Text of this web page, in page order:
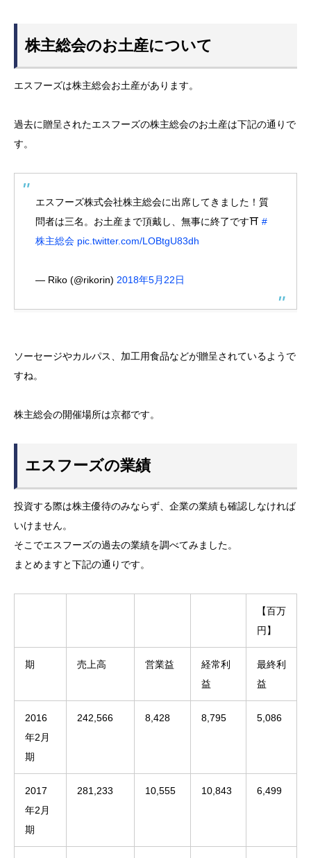
株主総会のお土産について
エスフーズは株主総会お土産があります。
過去に贈呈されたエスフーズの株主総会のお土産は下記の通りで
す。
エスフーズ株式会社株主総会に出席してきました！質
問者は三名。お土産まで頂戴し、無事に終了です⛩ #
株主総会 pic.twitter.com/LOBtgU83dh
— Riko (@rikorin) 2018年5月22日
ソーセージやカルパス、加工用食品などが贈呈されているようで
すね。
株主総会の開催場所は京都です。
エスフーズの業績
投資する際は株主優待のみならず、企業の業績も確認しなければ
いけません。
そこでエスフーズの過去の業績を調べてみました。
まとめますと下記の通りです。
【百万
円】
期 売上高 営業益
経常利
益
最終利
益
2016
年2月
期
242,566 8,428 8,795 5,086
2017
年2月
期
281,233 10,555 10,843 6,499